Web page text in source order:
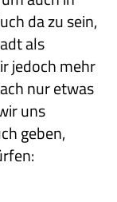
da zu sein,
als
jedoch mehr
nur etwas
uns
geben,